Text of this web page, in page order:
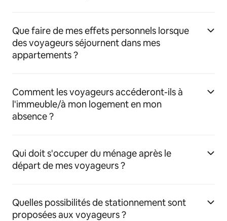
Que faire de mes effets personnels lorsque
des voyageurs séjournent dans mes
appartements ?
Comment les voyageurs accéderont-ils à
l'immeuble/à mon logement en mon
absence ?
Qui doit s'occuper du ménage après le
départ de mes voyageurs ?
Quelles possibilités de stationnement sont
proposées aux voyageurs ?